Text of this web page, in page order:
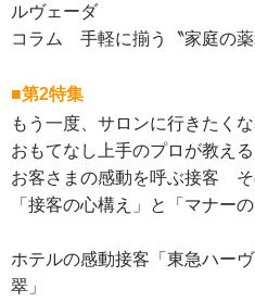
ルヴェーダ
コラム 手軽に揃う〝家庭の
■第2特集
もう一度、サロンに行きたくな
おもてなし上手のプロが教え
お客さまの感動を呼ぶ接客 そ
「接客の心構え」と「マナーの
ホテルの感動接客「東急ハー
翠」